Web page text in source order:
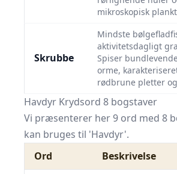
mikroskopisk
Skrubbe
Mindste
aktivitetsdagligt
Spiser
orme,
rødbrune pletter
Havdyr Krydsord 8 bogstaver
Vi præsenterer her 9 ord med 8
kan bruges til 'Havdyr'.
Ord
Beskrivelse